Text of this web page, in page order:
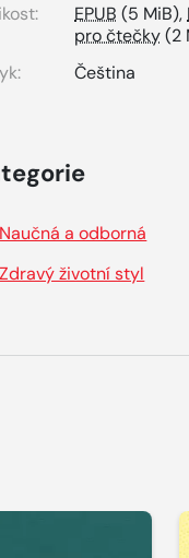
EPUB (5 MiB),
pro čtečky(2
Čeština
Naučná a odborná
Zdravý životní styl